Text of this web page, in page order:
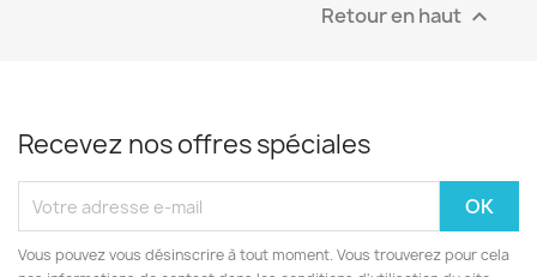
Retour en haut 
Recevez nos offres spéciales
Vous pouvez vous désinscrire à tout moment. Vous trouverez pour cela